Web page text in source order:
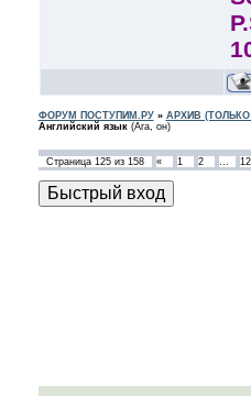
ФОРУМ ПОСТУПИМ.РУ» АРХИВ (ТОЛЬКО
Английский язык (Ага, он)
Страница 125из 158 « 1 2 …